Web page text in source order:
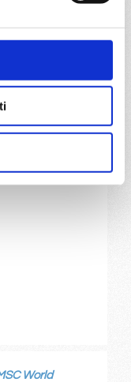
MSC World
World